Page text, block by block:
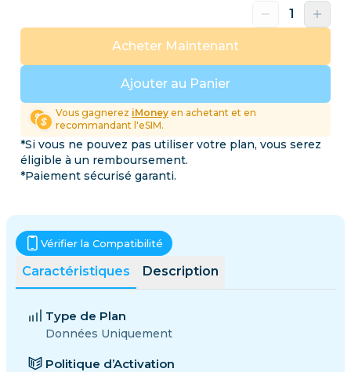
Ajouter au Panier
Acheter Maintenant
Vous gagnerez iMoney en achetant et en
recommandant l'eSIM.
*Si vous ne pouvez pas utiliser votre plan, vous serez
éligible à un remboursement.
*Paiement sécurisé garanti.
Caractéristiques Description
Vérifier la Compatibilité
Type de Plan
Données Uniquement
Politique d’Activation